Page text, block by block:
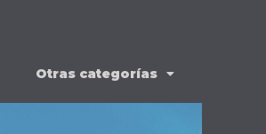
Otras categorías